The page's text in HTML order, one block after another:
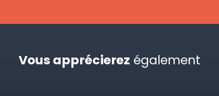
Vous apprécierez également